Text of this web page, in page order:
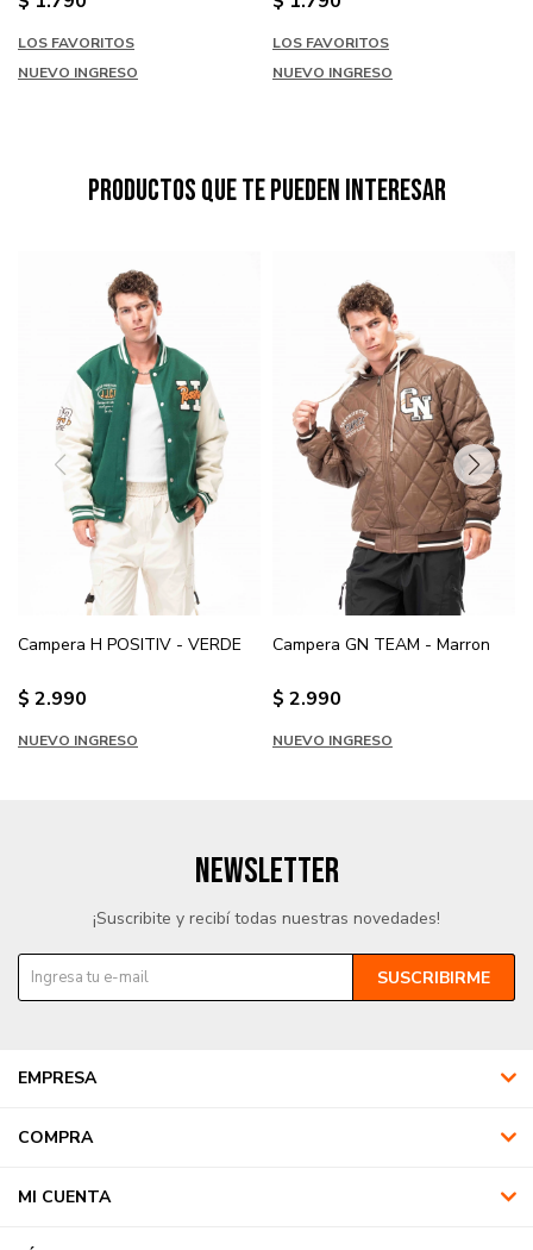
LOS FAVORITOS
NUEVO INGRESO
LOS FAVORITOS
NUEVO INGRESO
Productos que te pueden interesar
Campera H POSITIV - VERDE
$ 2.990
NUEVO INGRESO
Campera GN TEAM - Marron
$ 2.990
NUEVO INGRESO
EMPRESA
COMPRA
MI CUENTA
NEWSLETTER
¡Suscribite y recibí todas nuestras novedades!
SUSCRIBIRME